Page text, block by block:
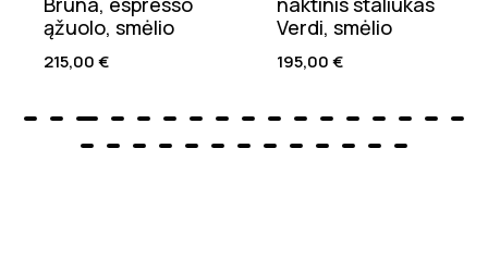
ąžuolo, smėlio
215,00€
Verdi, smėlio
195,00€